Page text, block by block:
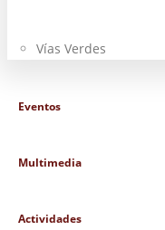
Vías Verdes
Eventos
Multimedia
Actividades